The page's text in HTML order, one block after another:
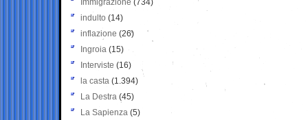
Immigrazione (734)
indulto (14)
inflazione (26)
Ingroia (15)
Interviste (16)
la casta (1.394)
La Destra (45)
La Sapienza (5)